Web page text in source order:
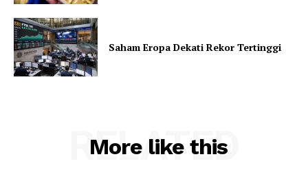
Saham Eropa Dekati Rekor Tertinggi
More like this
RELATED